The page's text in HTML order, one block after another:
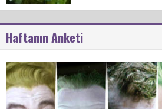
Haftanın Anketi